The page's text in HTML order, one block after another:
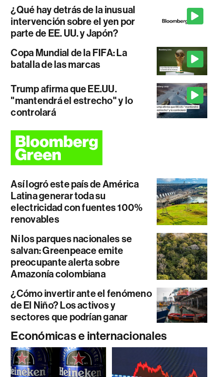
¿Qué hay detrás de la inusual
intervención sobre el yen por
parte de EE. UU. y Japón?
Copa Mundial de la FIFA: La
batalla de las marcas
Trump afirma que EE.UU.
"mantendrá el estrecho" y lo
controlará
Así logró este país de América
Latina generar toda su
electricidad con fuentes 100%
renovables
Ni los parques nacionales se
salvan: Greenpeace emite
preocupante alerta sobre
Amazonía colombiana
¿Cómo invertir ante el fenómeno
de El Niño? Los activos y
sectores que podrían ganar
Económicas e internacionales